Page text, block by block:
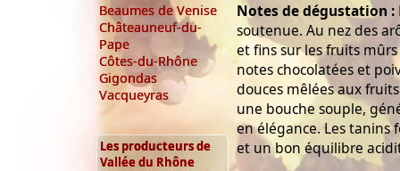
Beaumes de Venise
Châteauneuf-du-
Pape
Côtes-du-Rhône
Gigondas
Vacqueyras
Les producteurs de
Vallée du Rhône
Notes de dégustation :
soutenue. Au nez des
et fins sur les fruits
notes chocolatées et
douces mêlées aux
une bouche souple,
en élégance. Les tanins
et un bon équilibre